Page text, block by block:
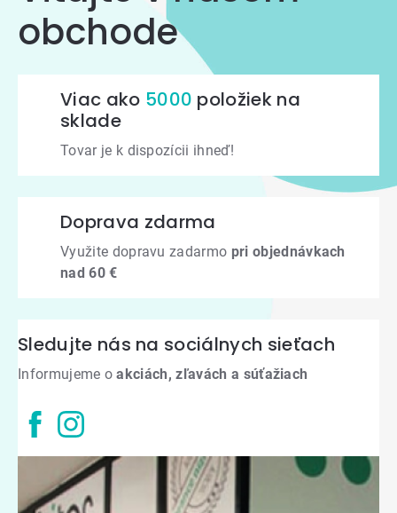
obchode
Viac ako 5000 položiek na
sklade
Tovar je k dispozícii ihneď!
Doprava zdarma
Využite dopravu zadarmo pri objednávkach
nad 60 €
Sledujte nás na sociálnych sieťach
Informujeme oakciách, zľavách a súťažiach